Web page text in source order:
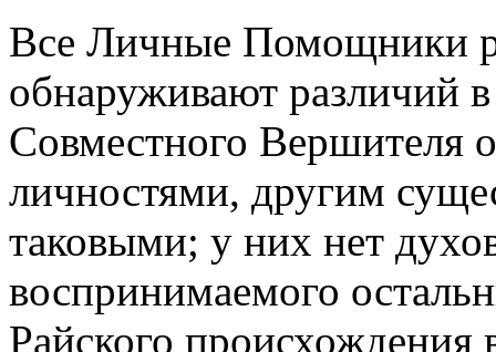
Все Личные Помощники
обнаруживают различий
Совместного Вершителя
личностями, другим
таковыми; у них нет
воспринимаемого
Райского происхождения